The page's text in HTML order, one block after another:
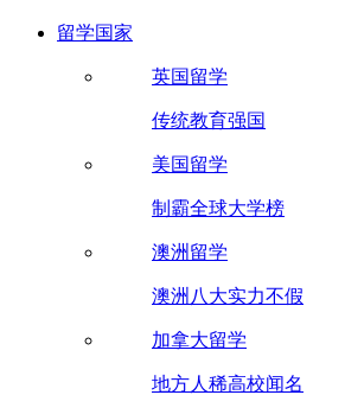
留学国家
英国留学
传统教育强国
美国留学
制霸全球大学榜
澳洲留学
澳洲八大实力不假
加拿大留学
地方人稀高校闻名